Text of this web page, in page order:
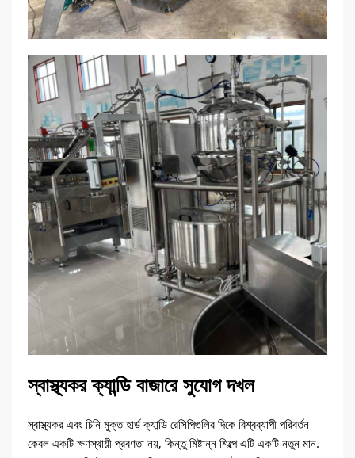
স্বাস্থ্যকর ক্যান্ডি বাজারে সুযোগ দখল
স্বাস্থ্যকর এবং চিনি মুক্ত হার্ড ক্যান্ডি রেসিপিগুলির দিকে বিশ্বব্যাপী পরিবর্তন
কেবল একটি ক্ষণস্থায়ী প্রবণতা নয়, কিন্তু মিষ্টান্ন শিল্পে এটি একটি নতুন মান.